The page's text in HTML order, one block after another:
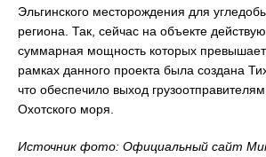
Эльгинского месторождения для
региона. Так, сейчас на объекте
суммарная мощность которых
рамках данного проекта была создана
что обеспечило выход
Охотского моря.
Источник фото: Официальный сайт